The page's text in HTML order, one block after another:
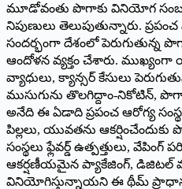
మూడోవంతు పొగాకు వినియోగ
నిపుణులు తెలుపుతున్నారు.
సందర్భంగా దేశంలో పెరుగుతున్న
ఆందోళన వ్యక్తం చేశారు.
వ్యాధులు, క్యాన్సర్ కేసులు
ముసుగును తొలగిద్దాం-నికోటిన్,
అనేది ఈ ఏడాది ప్రపంచ ఆరోగ్య
పిల్లలు, యువతను
సంస్థలు ఫ్లేవర్డ్ ఉత్పత్తులు,
ఆకర్షణీయమైన ప్యాకేజింగ్, డిజిటల్
వినియోగిస్తున్నాయని ఈ థీమ్